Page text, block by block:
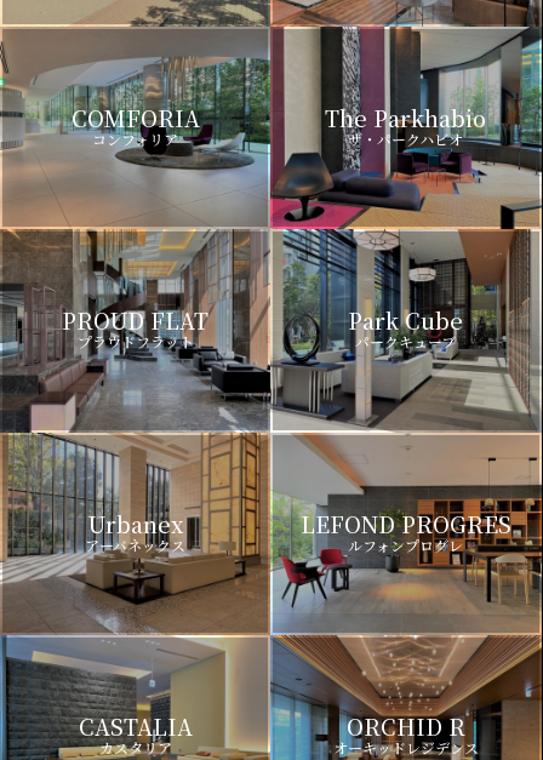
COMFORIA
コンフォリア
The Parkhabio
ザ・パークハビオ
PROUD FLAT
プラウドフラット
Park Cube
パークキューブ
Urbanex
アーバネックス
LEFOND PROGRES
ルフォンプログレ
CASTALIA
カスタリア
ORCHID R
オーキッドレジデンス